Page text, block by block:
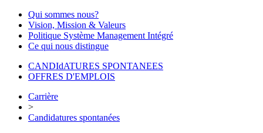
Qui sommes nous?
Vision, Mission & Valeurs
Politique Système Management Intégré
Ce qui nous distingue
CANDIdATURES SPONTANEES
OFFRES D'EMPLOIS
Carrière
>
Candidatures spontanées